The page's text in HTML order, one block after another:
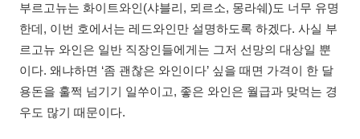
부르고뉴는 화이트와인(샤블리, 뫼르소, 몽라쉐)도 너무 유명
한데, 이번 호에서는 레드와인만 설명하도록 하겠다. 사실 부
르고뉴 와인은 일반 직장인들에게는 그저 선망의 대상일 뿐
이다. 왜냐하면 ‘좀 괜찮은 와인이다’ 싶을 때면 가격이 한 달
용돈을 훌쩍 넘기기 일쑤이고, 좋은 와인은 월급과 맞먹는 경
우도 많기 때문이다.